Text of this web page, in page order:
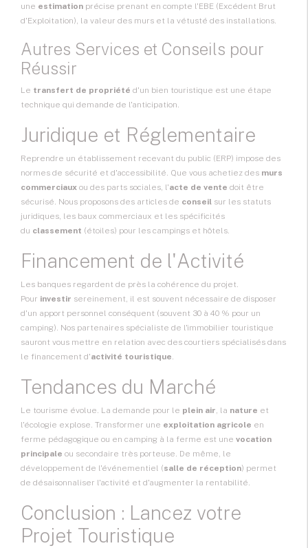
une estimation précise prenant en compte l'EBE (Excédent Brut
d'Exploitation), la valeur des murs et la vétusté des installations.
Autres Services et Conseils pour
Réussir
Le transfert de propriété d'un bien touristique est une étape
technique qui demande de l'anticipation.
Juridique et Réglementaire
Reprendre un établissement recevant du public (ERP) impose des
normes de sécurité et d'accessibilité. Que vous achetiez des murs
commerciaux ou des parts sociales, l'acte de vente doit être
sécurisé. Nous proposons des articles de conseil sur les statuts
juridiques, les baux commerciaux et les spécificités
du classement (étoiles) pour les campings et hôtels.
Financement de l'Activité
Les banques regardent de près la cohérence du projet.
Pour investir sereinement, il est souvent nécessaire de disposer
d'un apport personnel conséquent (souvent 30 à 40 % pour un
camping). Nos partenaires spécialiste de l'immobilier touristique
sauront vous mettre en relation avec des courtiers spécialisés dans
le financement d'activité touristique.
Tendances du Marché
Le tourisme évolue. La demande pour le plein air, la nature et
l'écologie explose. Transformer une exploitation agricole en
ferme pédagogique ou en camping à la ferme est une vocation
principale ou secondaire très porteuse. De même, le
développement de l'événementiel (salle de réception) permet
de désaisonnaliser l'activité et d'augmenter la rentabilité.
Conclusion : Lancez votre
Projet Touristique